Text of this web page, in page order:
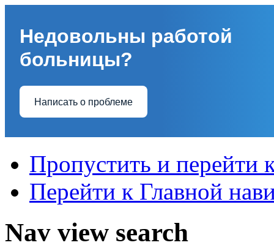
Недовольны работой
больницы?
Написать о проблеме
Пропустить и перейти
Перейти к Главной
Nav view search